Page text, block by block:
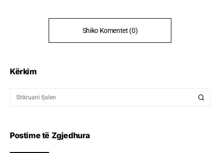
Shiko Komentet (0)
Kërkim
Postime të Zgjedhura